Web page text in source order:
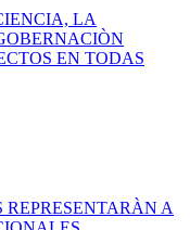
LA
EN TODAS
A